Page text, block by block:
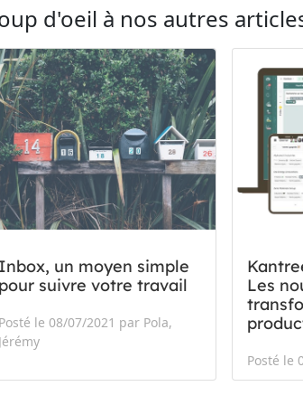
d'oeil à nos autres
Inbox, un moyen simple
pour suivre votre travail
Posté le 08/07/2021 par Pola,
Jérémy
Les
Posté le